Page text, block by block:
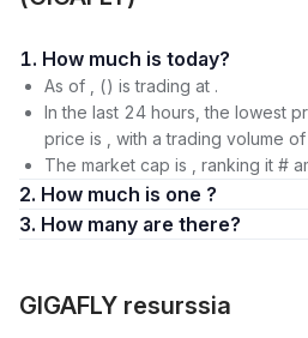
1. How much is today?
As of , () is trading at .
In the last 24 hours, the lowest
price is , with a trading volume of
The market cap is , ranking it #
2. How much is one ?
3. How many are there?
GIGAFLY resurssia